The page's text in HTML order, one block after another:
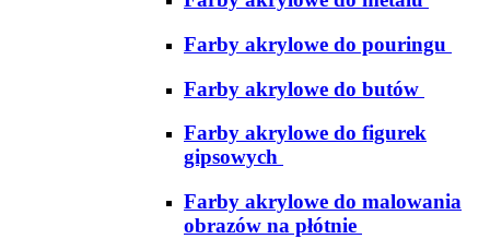
Farby akrylowe do pouringu
Farby akrylowe do butów
Farby akrylowe do figurek
gipsowych
Farby akrylowe do malowania
obrazów na płótnie